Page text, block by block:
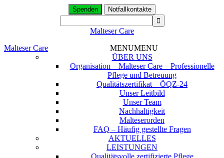
Spenden Notfallkontakte
Malteser Care
Malteser Care
MENUMENU
ÜBER UNS
Organisation – Malteser Care – Professionelle
Pflege und Betreuung
Qualitätszertifikat – ÖQZ-24
Unser Leitbild
Unser Team
Nachhaltigkeit
Malteserorden
FAQ – Häufig gestellte Fragen
AKTUELLES
LEISTUNGEN
Qualitätsvolle zertifizierte Pflege